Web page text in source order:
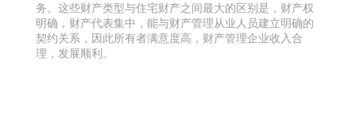
务。这些财产类型与住宅财产之间最大的区别是，财产权
明确，财产代表集中，能与财产管理从业人员建立明确的
契约关系，因此所有者满意度高，财产管理企业收入合
理，发展顺利。